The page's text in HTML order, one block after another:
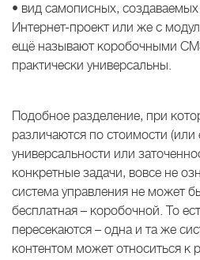
• вид самописных,
Интернет-проект или же с
ещё называют коробочными
практически универсальны.
Подобное разделение, при
различаются по стоимости (или
универсальности или
конкретные задачи, вовсе не
система управления не может
бесплатная – коробочной. То
пересекаются – одна и та же
контентом может относиться к